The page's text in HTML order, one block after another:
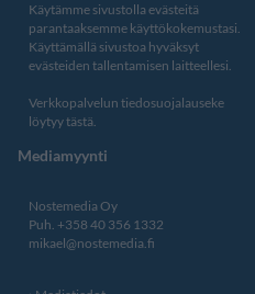
Käytämme sivustolla evästeitä
parantaaksemme käyttökokemustasi.
Käyttämällä sivustoa hyväksyt
evästeiden tallentamisen laitteellesi.
Verkkopalvelun tiedosuojalauseke
löytyy tästä.
Mediamyynti
Nostemedia Oy
Puh. +358 40 356 1332
mikael@nostemedia.fi